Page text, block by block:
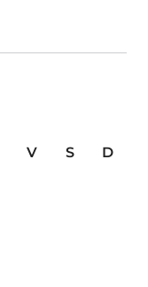
V S
D